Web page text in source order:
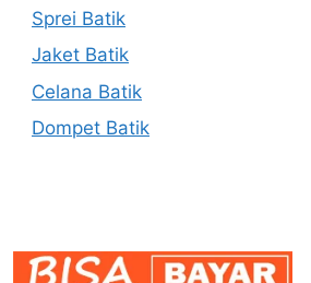
Sprei Batik
Jaket Batik
Celana Batik
Dompet Batik